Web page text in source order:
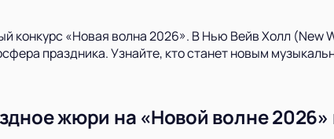
конкурс «Новая волна 2026». В Нью Вейв Холл (New
праздника. Узнайте, кто станет новым
жюри на «Новой волне 2026»